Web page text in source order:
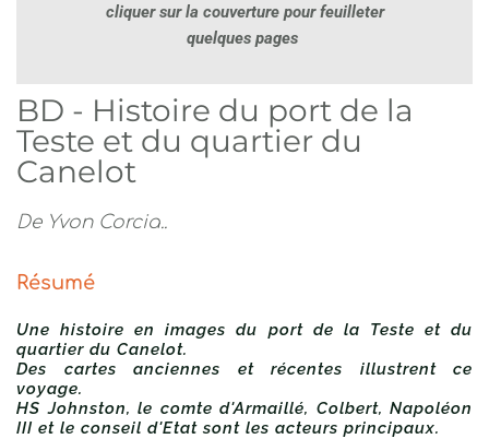
cliquer sur la couverture pour feuilleter
quelques pages
BD - Histoire du port de la
Teste et du quartier du
Canelot
De Yvon Corcia..
Résumé
Une histoire en images du port de la Teste et du
quartier du Canelot.
Des cartes anciennes et récentes illustrent ce
voyage.
HS Johnston, le comte d'Armaillé, Colbert, Napoléon
III et le conseil d'Etat sont les acteurs principaux.